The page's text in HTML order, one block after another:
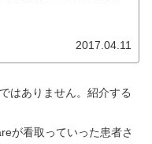
2017.04.11
はありません。紹介する
が看取っていった患者さ